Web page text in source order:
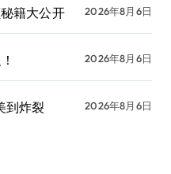
籍大公开 2026年8月6日
2026年8月6日
到炸裂 2026年8月6日